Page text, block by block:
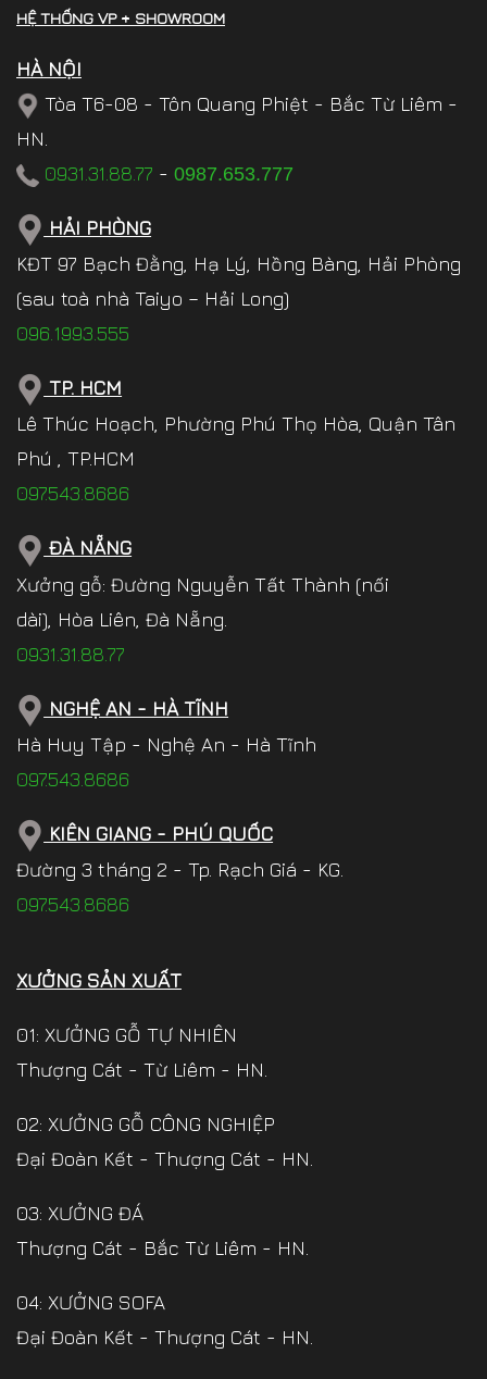
HỆ THỐNG VP + SHOWROOM
HÀ NỘI
Tòa T6-08 - Tôn Quang Phiệt - Bắc Từ Liêm -
HN.
0931.31.88.77 - 0987.653.777
HẢI PHÒNG
KĐT 97 Bạch Đằng, Hạ Lý, Hồng Bàng, Hải Phòng
(sau toà nhà Taiyo – Hải Long)
096.1993.555
TP. HCM
Lê Thúc Hoạch, Phường Phú Thọ Hòa, Quận Tân
Phú , TP.HCM
097.543.8686
ĐÀ NẴNG
Xưởng gỗ: Đường Nguyễn Tất Thành (nối
dài), Hòa Liên, Đà Nẵng.
0931.31.88.77
NGHỆ AN - HÀ TĨNH
Hà Huy Tập - Nghệ An - Hà Tĩnh
097.543.8686
KIÊN GIANG - PHÚ QUỐC
Đường 3 tháng 2 - Tp. Rạch Giá - KG.
097.543.8686
XƯỞNG SẢN XUẤT
01: XƯỞNG GỖ TỰ NHIÊN
Thượng Cát - Từ Liêm - HN.
02: XƯỞNG GỖ CÔNG NGHIỆP
Đại Đoàn Kết - Thượng Cát - HN.
03: XƯỞNG ĐÁ
Thượng Cát - Bắc Từ Liêm - HN.
04: XƯỞNG SOFA
Đại Đoàn Kết - Thượng Cát - HN.